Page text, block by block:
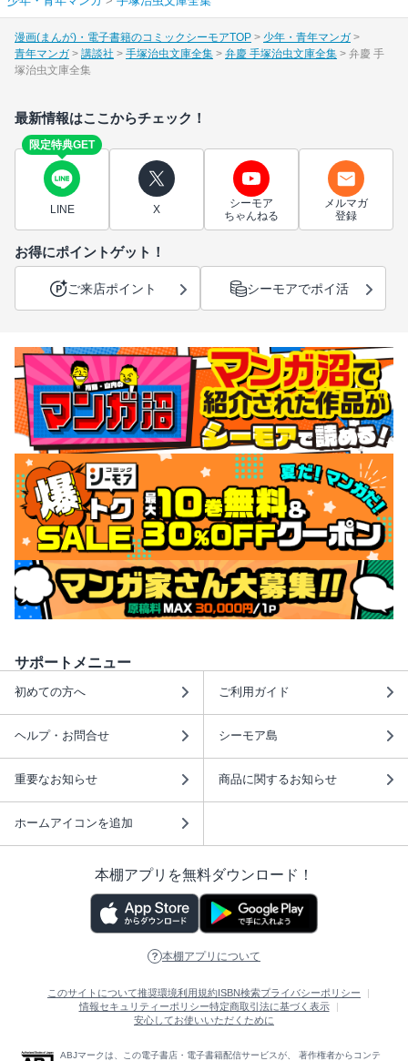
漫画(まんが)・電子書籍のコミックシーモアTOP
少年・青年マンガ
青年マンガ
講談社 手塚治虫文庫全集 弁慶 手塚治虫文庫全集
弁慶 手
塚治虫文庫全集
最新情報はここからチェック！
限定特典GET
LINE X
シーモア
ちゃんねる
メルマガ
登録
お得にポイントゲット！
ご来店ポイント シーモアでポイ活
サポートメニュー
初めての方へ ご利用ガイド
ヘルプ・お問合せ シーモア島
重要なお知らせ 商品に関するお知らせ
ホームアイコンを追加
本棚アプリを無料ダウンロード！
本棚アプリについて
このサイトについて推奨環境利用規約 ISBN検索プライバシーポリシー
情報セキュリティーポリシー特定商取引法に基づく表示
安心してお使いいただくために
ABJマークは、この電子書店・電子書籍配信サービスが、 著作権者からコンテ